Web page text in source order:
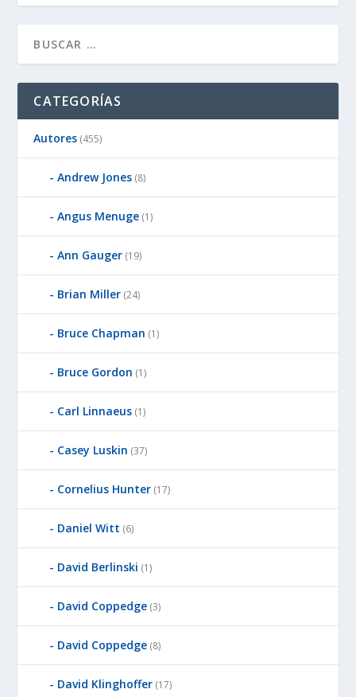
CATEGORÍAS
Autores (455)
Andrew Jones (8)
Angus Menuge (1)
Ann Gauger (19)
Brian Miller (24)
Bruce Chapman (1)
Bruce Gordon (1)
Carl Linnaeus (1)
Casey Luskin (37)
Cornelius Hunter (17)
Daniel Witt (6)
David Berlinski (1)
David Coppedge (3)
David Coppedge (8)
David Klinghoffer (17)